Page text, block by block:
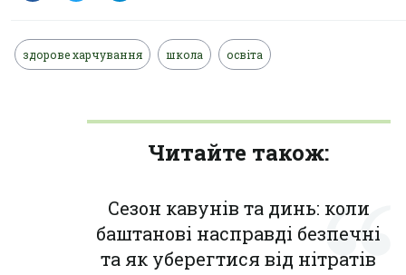
здорове харчування школа освіта
Читайте також:
Сезон кавунів та динь: коли
баштанові насправді безпечні
та як уберегтися від нітратів